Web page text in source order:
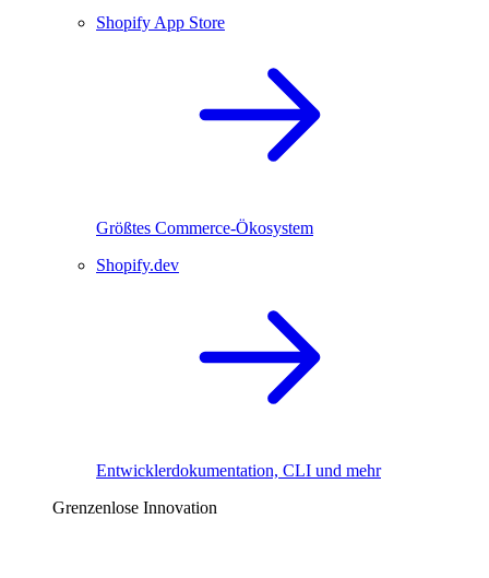
Shopify App Store
Größtes Commerce-Ökosystem
Shopify.dev
Entwicklerdokumentation, CLI und mehr
Grenzenlose Innovation